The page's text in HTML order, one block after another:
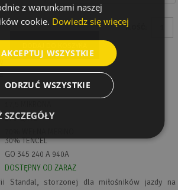
ILOŚĆ:
170 G/M2
30% TENCEL
GO 345 240 A 940A
DOSTĘPNY OD ZARAZ
Standal, storzonej dla miłośników jazdy na
z warunkami naszej
cookie. Dowiedz się więcej
AKCEPTUJ WSZYSTKIE
ODRZUĆ WSZYSTKIE
SZCZEGÓŁY